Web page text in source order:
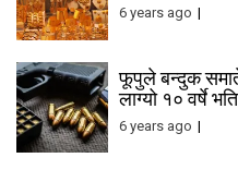
6 years ago
फूपुले बन्दुक
लाग्यो १० वर्षे
6 years ago